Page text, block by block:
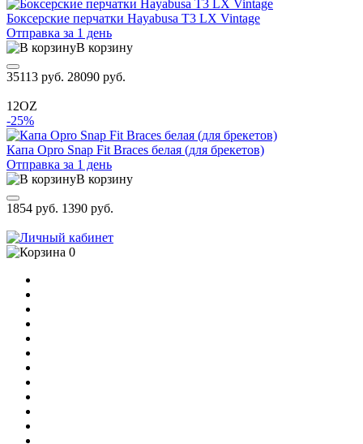
Боксерские перчатки Hayabusa T3 LX Vintage
Отправка за 1 день
В корзину
35113 руб. 28090 руб.
12OZ
-25%
Капа Opro Snap Fit Braces белая (для брекетов)
Отправка за 1 день
В корзину
1854 руб. 1390 руб.
0